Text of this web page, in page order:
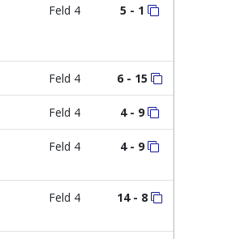
Feld 4 5 - 1
Feld 4 6 - 15
Feld 4 4 - 9
Feld 4 4 - 9
Feld 4 14 - 8